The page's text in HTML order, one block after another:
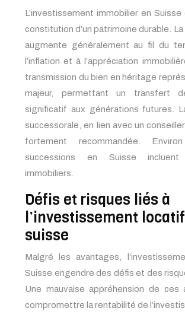
L’investissement immobilier en
constitution d’un patrimoine durable. La
augmente généralement au fil du
l’inflation et à l’appréciation
transmission du bien en héritage
majeur, permettant un transfert
significatif aux générations futures.
successorale, en lien avec un
fortement recommandée.
successions en Suisse
immobiliers.
Défis et risques liés à
l’investissement
suisse
Malgré les avantages,
Suisse engendre des défis et des
Une mauvaise appréhension de ces
compromettre la rentabilité de